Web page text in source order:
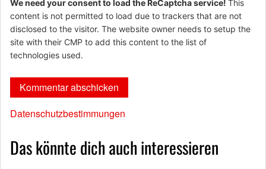
We need your consent to load the ReCaptcha service! This
content is not permitted to load due to trackers that are not
disclosed to the visitor. The website owner needs to setup the
site with their CMP to add this content to the list of
technologies used.
Datenschutzbestimmungen
Das könnte dich auch interessieren